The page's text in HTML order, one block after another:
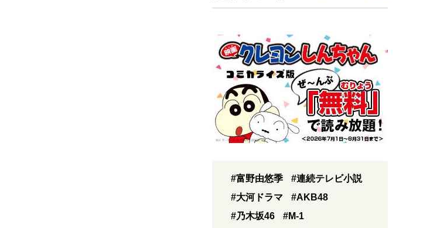
『Key person』始…
#富野由悠季
#連続テレビ小説
#大河ドラマ
#AKB48
#乃木坂46
#M-1